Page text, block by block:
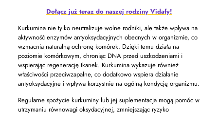
Dołącz już teraz do naszej rodziny Vidafy!
Kurkumina nie tylko neutralizuje wolne rodniki, ale także wpływa na
aktywność enzymów antyoksydacyjnych obecnych w organizmie, co
wzmacnia naturalną ochronę komórek. Dzięki temu działa na
poziomie komórkowym, chroniąc DNA przed uszkodzeniami i
wspierając regenerację tkanek. Kurkumina wykazuje również
właściwości przeciwzapalne, co dodatkowo wspiera działanie
antyoksydacyjne i wpływa korzystnie na ogólną kondycję organizmu.
Regularne spożycie kurkuminy lub jej suplementacja mogą pomóc w
utrzymaniu równowagi oksydacyjnej, zmniejszając ryzyko